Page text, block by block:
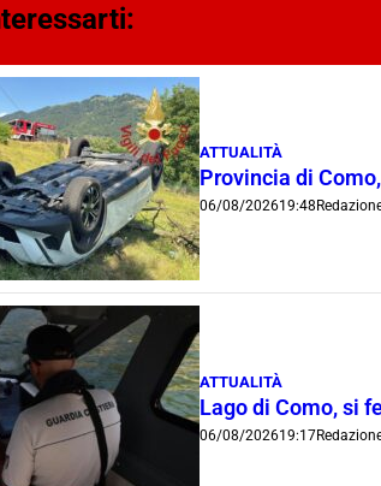
ATTUALITÀ
Provincia di
06/08/202619:48
ATTUALITÀ
Lago di Como, si
06/08/202619:17